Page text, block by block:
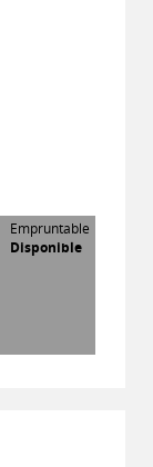
Empruntable
Disponible